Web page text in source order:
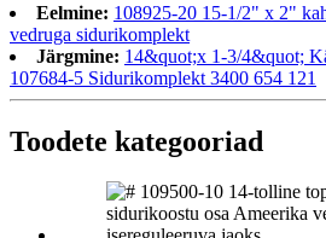
Eelmine: 108925-20 15-1/2" x 2"
vedruga sidurikomplekt
Järgmine: 14&quot;x 1-3/4&quot;
107684-5 Sidurikomplekt 3400 654 121
Toodete kategooriad